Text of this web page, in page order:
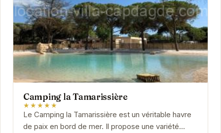
Camping la Tamarissière
★★★★★
Le Camping la Tamarissière est un véritable havre
de paix en bord de mer. Il propose une variété